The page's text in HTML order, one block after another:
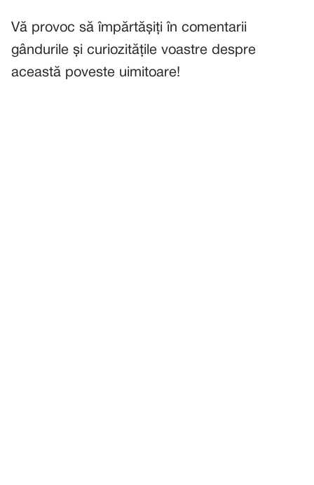
Vă provoc să împărtășiți în comentarii
gândurile și curiozitățile voastre despre
această poveste uimitoare!